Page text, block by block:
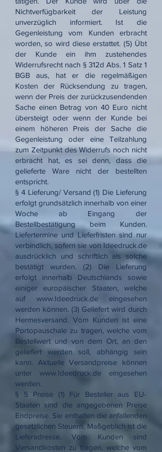
Nichtverfügbarkeit der Leistung
unverzüglich informiert. Ist die
Gegenleistung vom Kunden erbracht
worden, so wird diese erstattet. (5) Übt
der Kunde ein ihm zustehendes
Widerrufsrecht nach § 312d Abs. 1 Satz 1
BGB aus, hat er die regelmäßigen
Kosten der Rücksendung zu tragen,
wenn der Preis der zurückzusendenden
Sache einen Betrag von 40 Euro nicht
übersteigt oder wenn der Kunde bei
einem höheren Preis der Sache die
Gegenleistung oder eine Teilzahlung
zum Zeitpunkt des Widerrufs noch nicht
erbracht hat, es sei denn, dass die
gelieferte Ware nicht der bestellten
entspricht.
§ 4 Lieferung/ Versand (1) Die Lieferung
erfolgt grundsätzlich innerhalb von einer
Woche ab Eingang der
Bestellbestätigung beim Kunden.
Liefertermine und Lieferfristen sind nur
verbindlich, sofern sie von Ideedruck.de
ausdrücklich und schriftlich als solche
bestätigt wurden. (2) Die Lieferung
erfolgt innerhalb Deutschlands sowie
einiger europäischer Staaten, welche
auf www.Ideedruck.deeingesehen
werden können. (3) Geliefert wird durch
Hermesversand. Vom Kunden ist eine
Portopauschale zu tragen, welche vom
Bestellwert und von dem Ort, an den
geliefert werden soll, abhängig sein
kann. Aktuelle Versandpreise können
unter www.Ideedruck.de eingesehen
werden.
§ 5 Preise (1) Für Besteller aus EU-
Staaten sind die angegebenen Preise
Endpreise. Sie enthalten die anfallenden
gesetzlichen Steuern. Maßgeblich ist die
Lieferadresse. Vom Kunden sind
Versandkosten zu tragen, welche vom